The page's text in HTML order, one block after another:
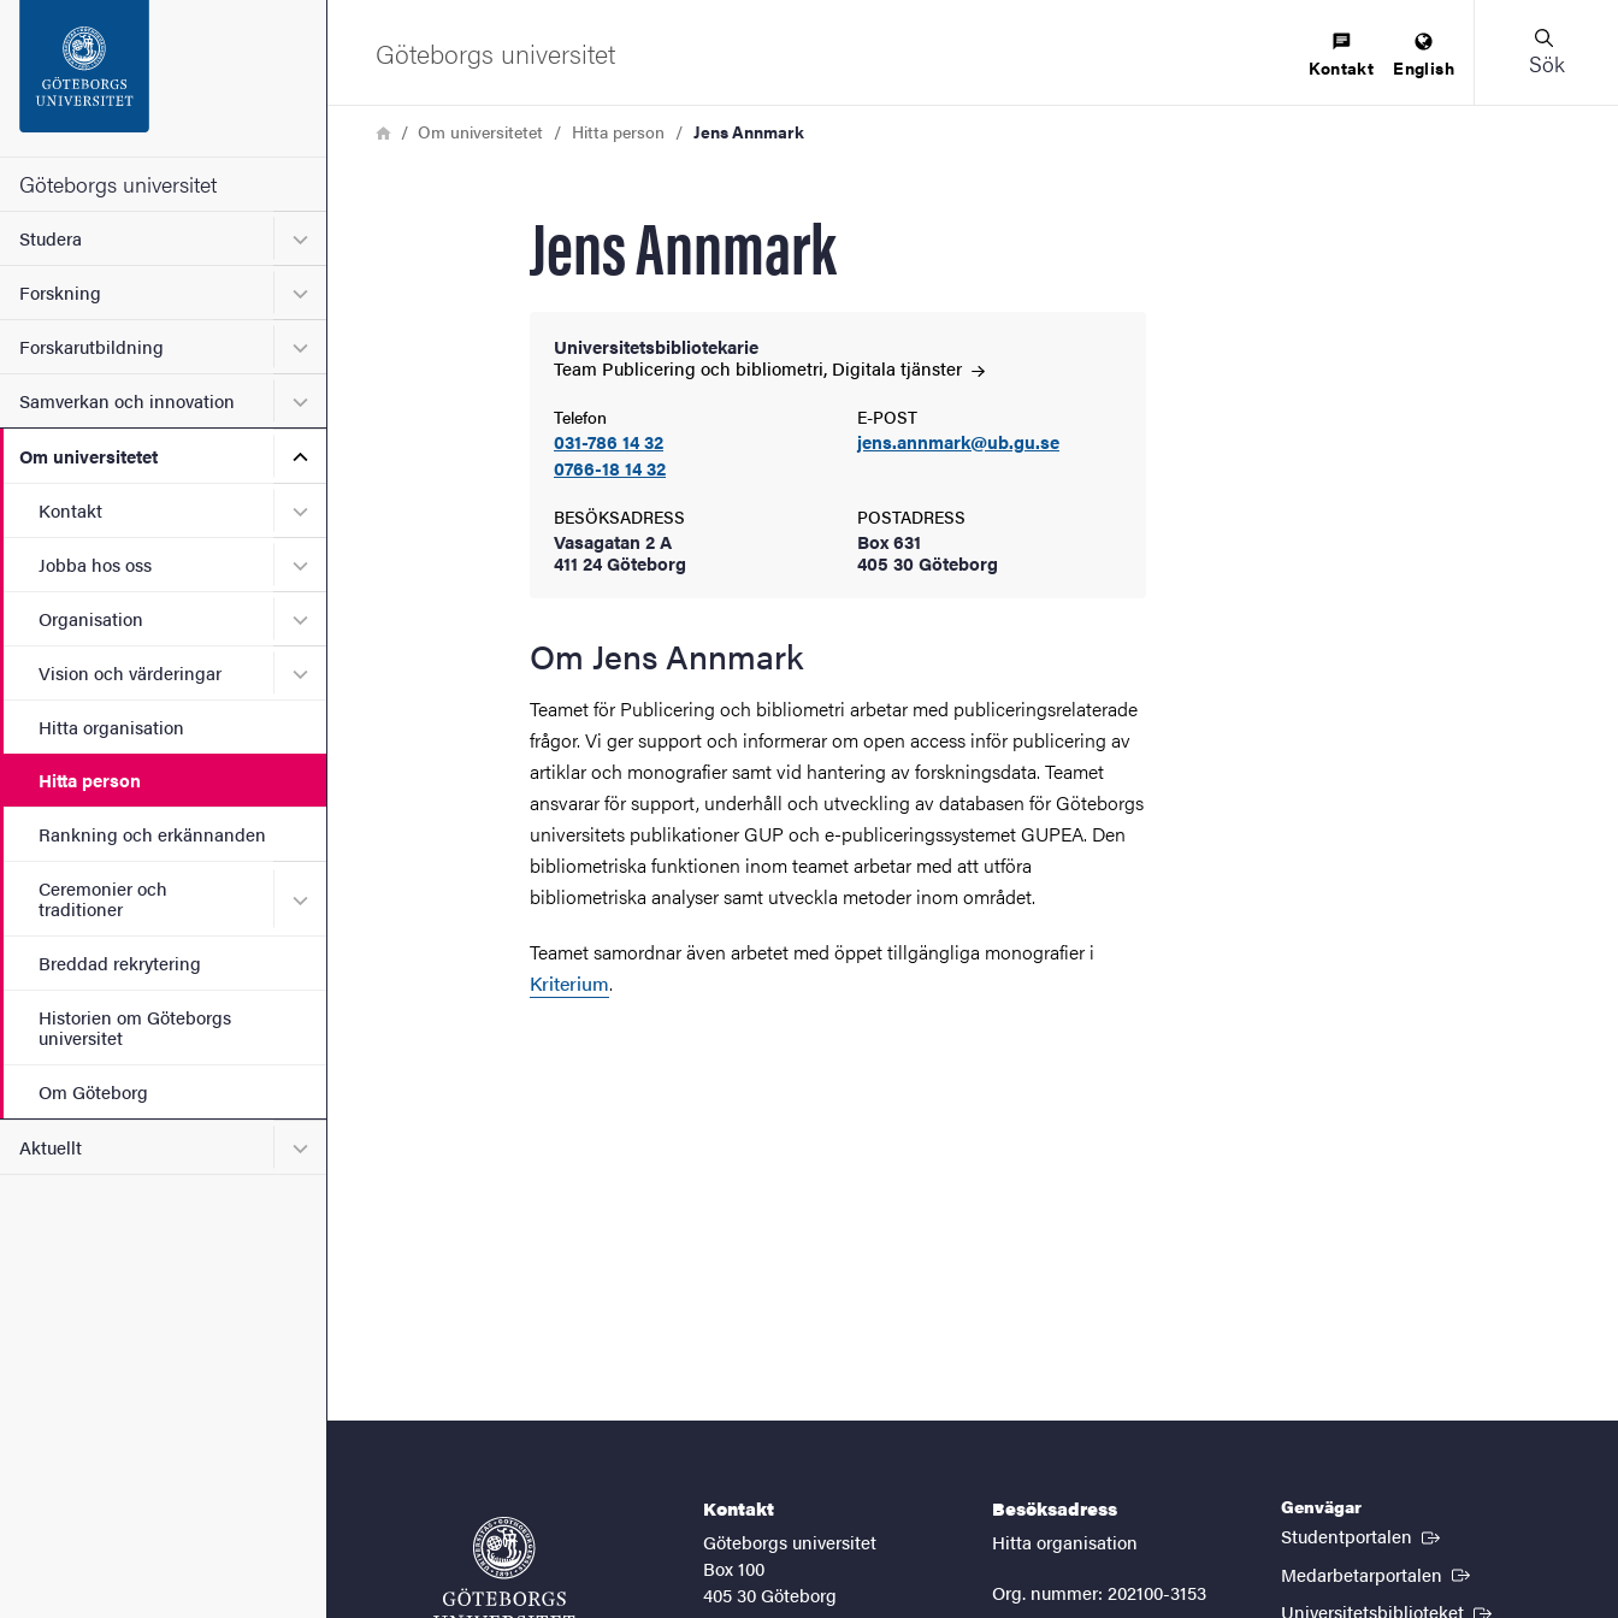
Sidfoten
Om webbplatsen
Göteborgs universitet
Studera Undermeny för Studera
Forskning Undermeny för Forskning
Forskarutbildning Undermeny för Forskarutbildning
Samverkan och innovation Undermeny för Samverkan och innovation
Om universitetet Undermeny för Om universitetet
Kontakt Undermeny för Kontakt
Jobba hos oss Undermeny för Jobba hos oss
Organisation Undermeny för Organisation
Vision och värderingar Undermeny för Vision och värderingar
Hitta organisation
Hitta person
Rankning och erkännanden
Ceremonier och
traditioner
Undermeny för Ceremonier och traditioner
Breddad rekrytering
Historien om Göteborgs
universitet
Om Göteborg
Aktuellt Undermeny för Aktuellt
Göteborgs universitet Kontakt English Sök
LänkstigHemOm universitetet Hitta person Jens Annmark
Jens Annmark
Universitetsbibliotekarie
Team Publicering och bibliometri, Digitala tjänster
Telefon
031-786 14 32
0766-18 14 32
E-POST
jens.annmark@ub.gu.se
BESÖKSADRESS
Vasagatan 2 A
411 24 Göteborg
POSTADRESS
Box 631
405 30 Göteborg
Om Jens Annmark
Teamet för Publicering och bibliometri arbetar med publiceringsrelaterade
frågor. Vi ger support och informerar om open access inför publicering av
artiklar och monografier samt vid hantering av forskningsdata. Teamet
ansvarar för support, underhåll och utveckling av databasen för Göteborgs
universitets publikationer GUP och e-publiceringssystemet GUPEA. Den
bibliometriska funktionen inom teamet arbetar med att utföra
bibliometriska analyser samt utveckla metoder inom området.
Teamet samordnar även arbetet med öppet tillgängliga monografier i
Kriterium.
Kontakt
Göteborgs universitet
Box 100
405 30 Göteborg
Besöksadress
Hitta organisation
Org. nummer: 202100-3153
Genvägar
Studentportalen (Extern länk)
Medarbetarportalen (Extern länk)
Universitetsbiblioteket (Extern länk)